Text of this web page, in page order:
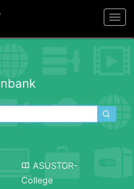
ASUSTOR-
College